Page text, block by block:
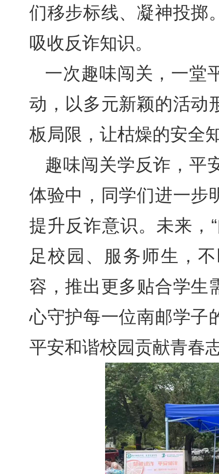
们移步标线、凝神投掷
吸收反诈知识。
一次趣味闯关，一堂
动，以多元新颖的活动
板局限，让枯燥的安全
趣味闯关学反诈，平
体验中，同学们进一步
提升反诈意识。未来，
足校园、服务师生，
容，推出更多贴合学生
心守护每一位南邮学子
平安和谐校园贡献青春